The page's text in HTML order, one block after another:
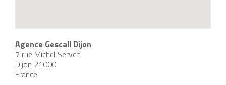
Agence Gescall Dijon
7 rue Michel Servet
Dijon 21000
France